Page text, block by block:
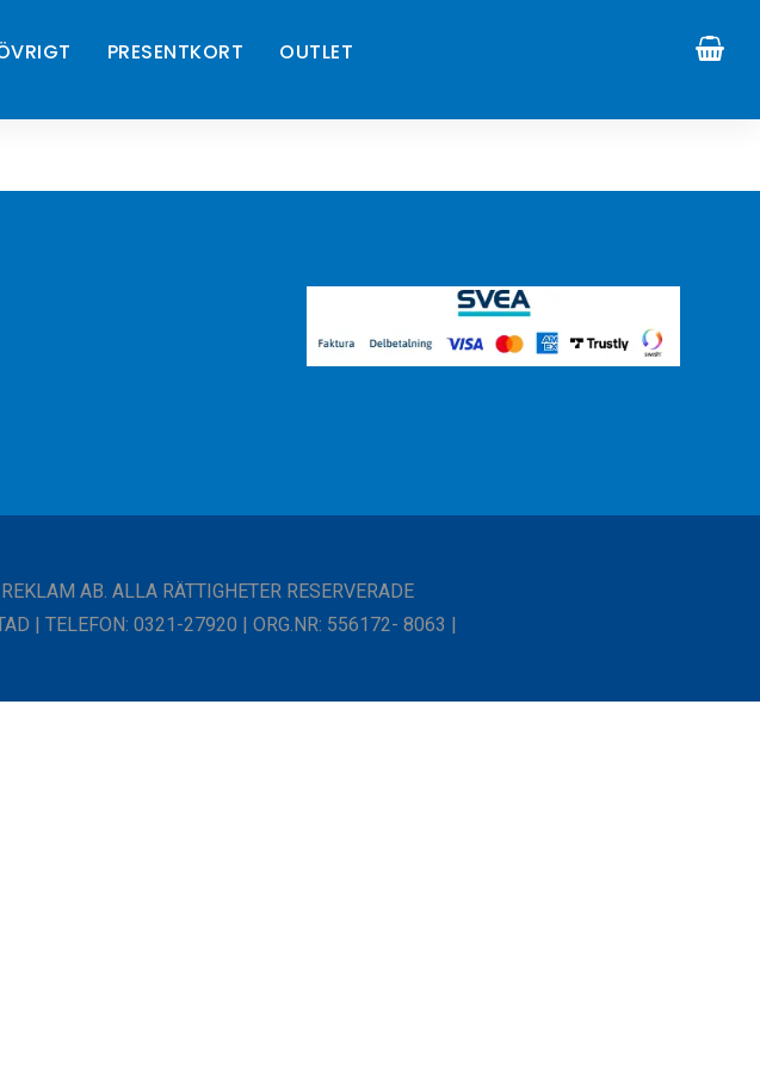
PRESENTKORT OUTLET
AB. ALLA RÄTTIGHETER RESERVERADE
| TELEFON: 0321-27920 | ORG.NR: 556172- 8063 |